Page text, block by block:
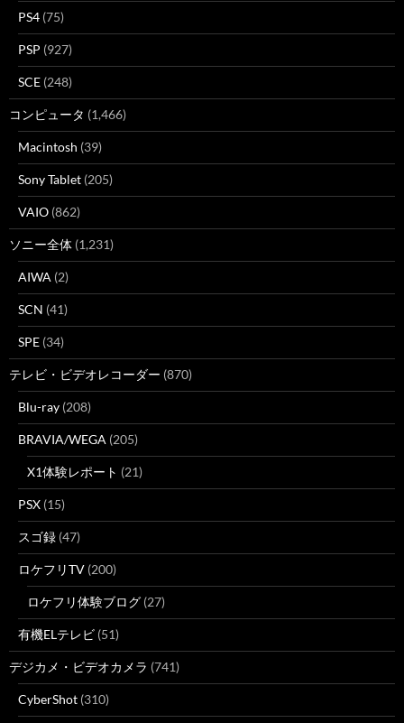
PS4 (75)
PSP (927)
SCE (248)
コンピュータ (1,466)
Macintosh (39)
Sony Tablet (205)
VAIO (862)
ソニー全体 (1,231)
AIWA (2)
SCN (41)
SPE (34)
テレビ・ビデオレコーダー (870)
Blu-ray (208)
BRAVIA/WEGA (205)
X1体験レポート (21)
PSX (15)
スゴ録 (47)
ロケフリTV (200)
ロケフリ体験ブログ (27)
有機ELテレビ (51)
デジカメ・ビデオカメラ (741)
CyberShot (310)